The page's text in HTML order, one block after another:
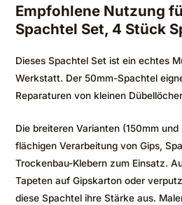
Empfohlene Nutzung
Spachtel Set, 4 Stück
Dieses Spachtel Set ist ein echtes
Werkstatt. Der 50mm-Spachtel
Reparaturen von kleinen
Die breiteren Varianten (150mm
flächigen Verarbeitung von Gips,
Trockenbau-Klebern zum Einsatz.
Tapeten auf Gipskarton oder
diese Spachtel ihre Stärke aus.